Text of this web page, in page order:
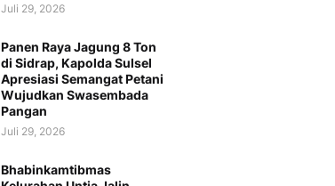
Juli 29, 2026
Panen Raya Jagung 8 Ton
di Sidrap, Kapolda Sulsel
Apresiasi Semangat Petani
Wujudkan Swasembada
Pangan
Juli 29, 2026
Bhabinkamtibmas